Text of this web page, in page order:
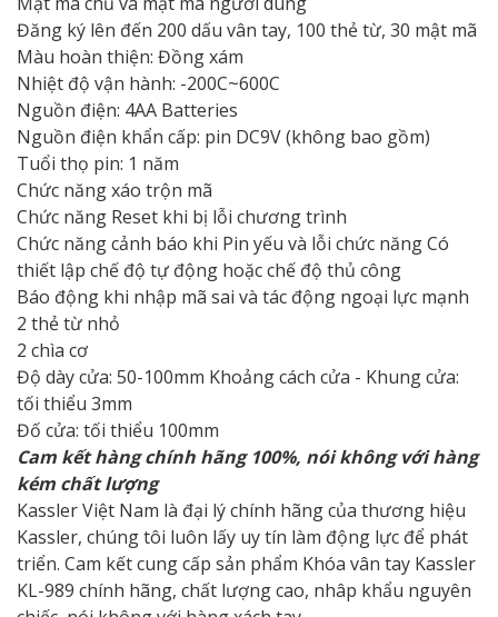
Đăng ký lên đến 200 dấu vân tay, 100 thẻ từ, 30 mật mã
Màu hoàn thiện: Đồng xám
Nhiệt độ vận hành: -200C~600C
Nguồn điện: 4AA Batteries
Nguồn điện khẩn cấp: pin DC9V (không bao gồm)
Tuổi thọ pin: 1 năm
Chức năng xáo trộn mã
Chức năng Reset khi bị lỗi chương trình
Chức năng cảnh báo khi Pin yếu và lỗi chức năng Có
thiết lập chế độ tự động hoặc chế độ thủ công
Báo động khi nhập mã sai và tác động ngoại lực mạnh
2 thẻ từ nhỏ
2 chìa cơ
Độ dày cửa: 50-100mm Khoảng cách cửa - Khung cửa:
tối thiểu 3mm
Đố cửa: tối thiểu 100mm
Cam kết hàng chính hãng 100%, nói không với hàng
kém chất lượng
Kassler Việt Nam là đại lý chính hãng của thương hiệu
Kassler, chúng tôi luôn lấy uy tín làm động lực để phát
triển. Cam kết cung cấp sản phẩm Khóa vân tay Kassler
KL-989 chính hãng, chất lượng cao, nhâp khẩu nguyên